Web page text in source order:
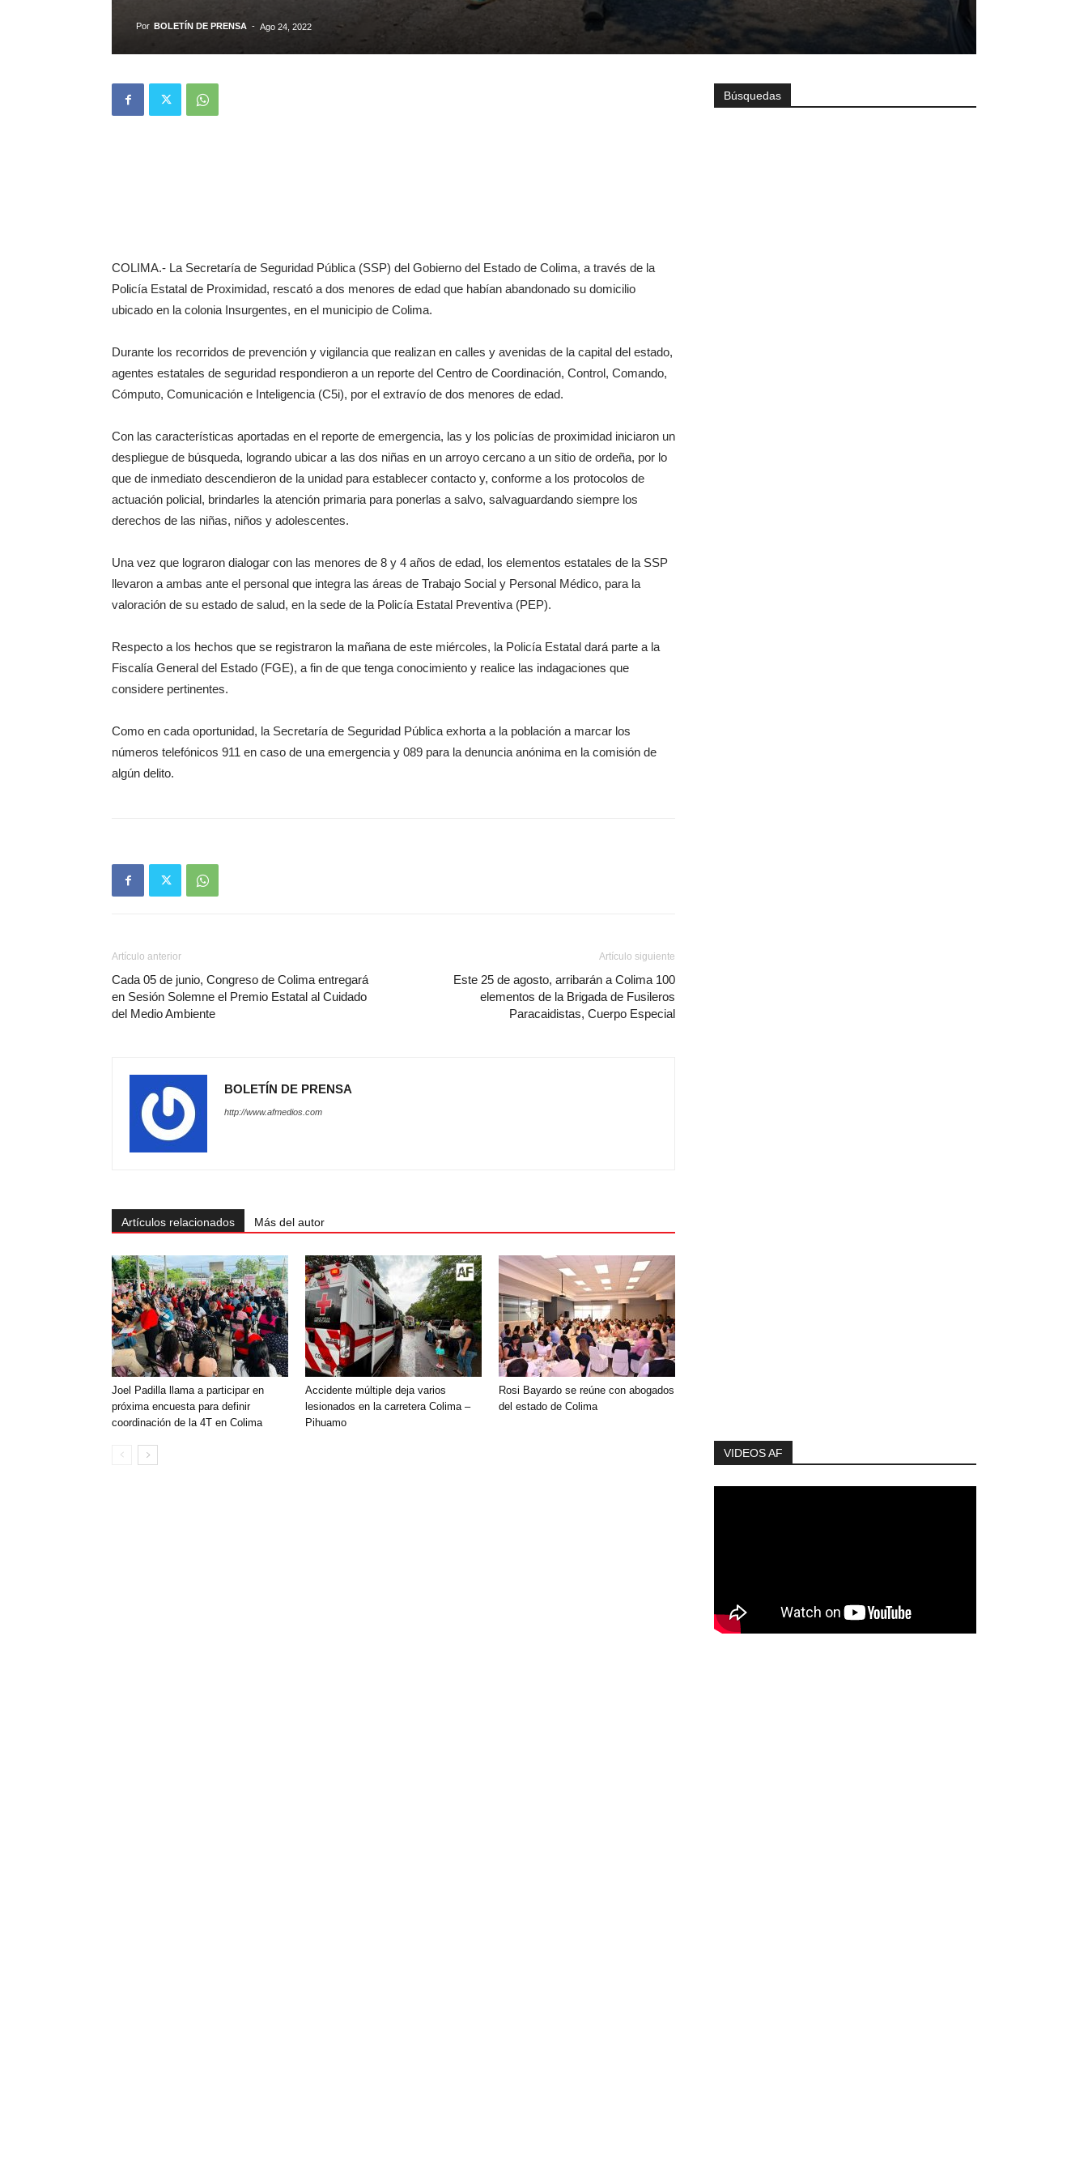
Por BOLETÍN DE PRENSA - Ago 24, 2022
COLIMA.- La Secretaría de Seguridad Pública (SSP) del Gobierno del Estado de Colima, a través de la
Policía Estatal de Proximidad, rescató a dos menores de edad que habían abandonado su domicilio
ubicado en la colonia Insurgentes, en el municipio de Colima.
Durante los recorridos de prevención y vigilancia que realizan en calles y avenidas de la capital del estado,
agentes estatales de seguridad respondieron a un reporte del Centro de Coordinación, Control, Comando,
Cómputo, Comunicación e Inteligencia (C5i), por el extravío de dos menores de edad.
Con las características aportadas en el reporte de emergencia, las y los policías de proximidad iniciaron un
despliegue de búsqueda, logrando ubicar a las dos niñas en un arroyo cercano a un sitio de ordeña, por lo
que de inmediato descendieron de la unidad para establecer contacto y, conforme a los protocolos de
actuación policial, brindarles la atención primaria para ponerlas a salvo, salvaguardando siempre los
derechos de las niñas, niños y adolescentes.
Una vez que lograron dialogar con las menores de 8 y 4 años de edad, los elementos estatales de la SSP
llevaron a ambas ante el personal que integra las áreas de Trabajo Social y Personal Médico, para la
valoración de su estado de salud, en la sede de la Policía Estatal Preventiva (PEP).
Respecto a los hechos que se registraron la mañana de este miércoles, la Policía Estatal dará parte a la
Fiscalía General del Estado (FGE), a fin de que tenga conocimiento y realice las indagaciones que
considere pertinentes.
Como en cada oportunidad, la Secretaría de Seguridad Pública exhorta a la población a marcar los
números telefónicos 911 en caso de una emergencia y 089 para la denuncia anónima en la comisión de
algún delito.
Artículo anterior
Cada 05 de junio, Congreso de Colima entregará
en Sesión Solemne el Premio Estatal al Cuidado
del Medio Ambiente
Artículo siguiente
Este 25 de agosto, arribarán a Colima 100
elementos de la Brigada de Fusileros
Paracaidistas, Cuerpo Especial
BOLETÍN DE PRENSA
http://www.afmedios.com
Artículos relacionados Más del autor
Joel Padilla llama a participar en
próxima encuesta para definir
coordinación de la 4T en Colima
Accidente múltiple deja varios
lesionados en la carretera Colima –
Pihuamo
Rosi Bayardo se reúne con abogados
del estado de Colima
Búsquedas
VIDEOS AF